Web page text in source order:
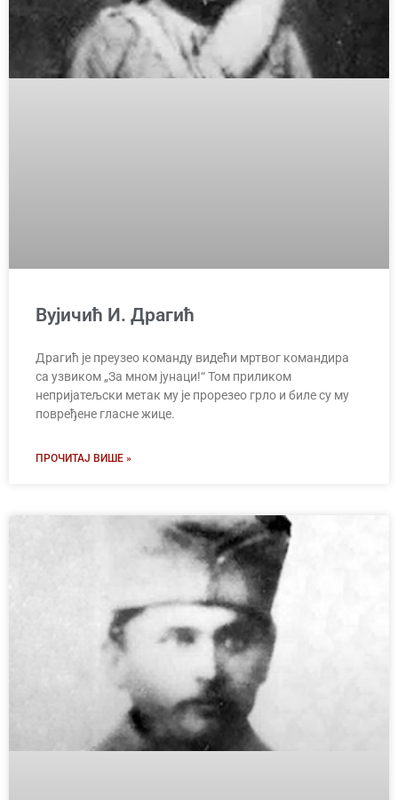
Вујичић И. Драгић
Драгић је преузео команду видећи мртвог командира
са узвиком „За мном јунаци!“ Том приликом
непријатељски метак му је прорезео грло и биле су му
повређене гласне жице.
ПРОЧИТАЈ ВИШЕ »